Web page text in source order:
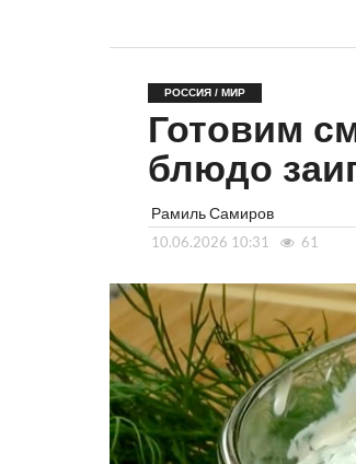
РОССИЯ / МИР
Готовим
блюдо
Рамиль Самиров
10.06.2026 10:31 61